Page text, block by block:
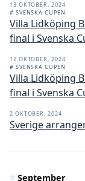
13 OKTOBER, 2024
# SVENSKA CUPEN
Villa Lidköping
final i Svenska
12 OKTOBER, 2024
# SVENSKA CUPEN
Villa Lidköping
final i Svenska
2 OKTOBER, 2024
Sverige
# September